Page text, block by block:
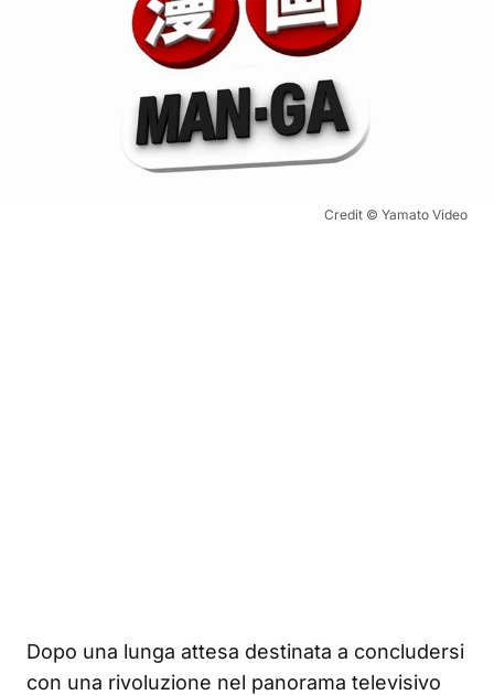
Credit © Yamato Video
Dopo una lunga attesa destinata a concludersi
con una rivoluzione nel panorama televisivo